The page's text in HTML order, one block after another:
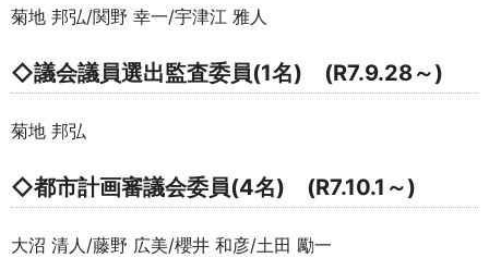
菊地 邦弘/関野 幸一/宇津江 雅人
◇議会議員選出監査委員(1名) (R7.9.28～)
菊地 邦弘
◇都市計画審議会委員(4名) (R7.10.1～)
大沼 清人/藤野 広美/櫻井 和彦/土田 勵一